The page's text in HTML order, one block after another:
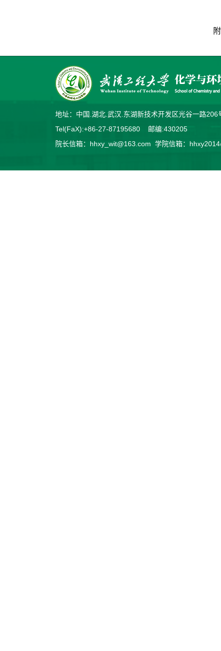
地址：中国.湖北.武汉.东湖新技术开发区光谷一路
Tel(FaX):+86-27-87195680 邮编:430205
院长信箱：hhxy_wit@163.com 学院信箱：